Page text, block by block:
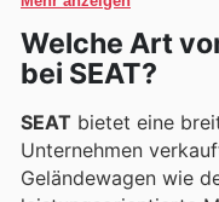
Interessierte
wöchentlichen SEAT
Katalog.
Welche Art
bei SEAT?
SEAT bietet eine
Unternehmen
Geländewagen wie